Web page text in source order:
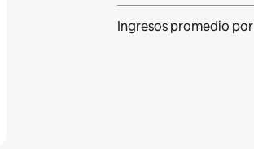
Ingresos promedio por